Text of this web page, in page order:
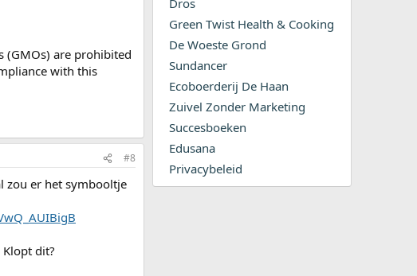
(GMOs) are prohibited
with this
#8
zou er het symbooltje
dit?
Dros
Green Twist Health & Cooking
De Woeste Grond
Sundancer
Ecoboerderij De Haan
Zuivel Zonder Marketing
Succesboeken
Edusana
Privacybeleid